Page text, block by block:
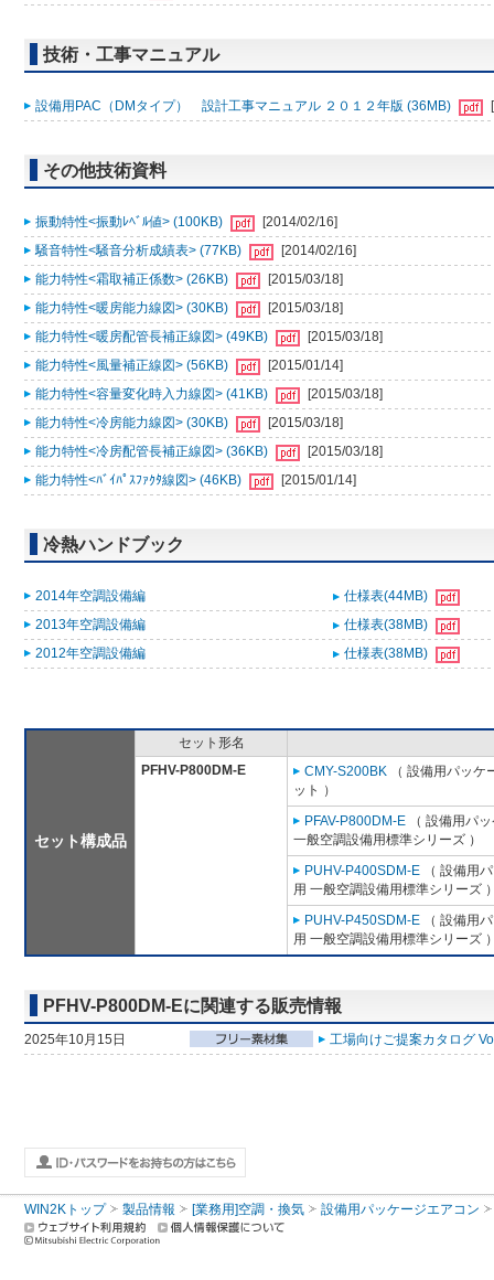
技術・工事マニュアル
設備用PAC（DMタイプ） 設計工事マニュアル ２０１２年版 (36MB)
その他技術資料
振動特性<振動ﾚﾍﾞﾙ値> (100KB)
[2014/02/16]
騒音特性<騒音分析成績表> (77KB)
[2014/02/16]
能力特性<霜取補正係数> (26KB)
[2015/03/18]
能力特性<暖房能力線図> (30KB)
[2015/03/18]
能力特性<暖房配管長補正線図> (49KB)
[2015/03/18]
能力特性<風量補正線図> (56KB)
[2015/01/14]
能力特性<容量変化時入力線図> (41KB)
[2015/03/18]
能力特性<冷房能力線図> (30KB)
[2015/03/18]
能力特性<冷房配管長補正線図> (36KB)
[2015/03/18]
能力特性<ﾊﾞｲﾊﾟｽﾌｧｸﾀ線図> (46KB)
[2015/01/14]
冷熱ハンドブック
2014年空調設備編
仕様表(44MB)
2013年空調設備編
仕様表(38MB)
2012年空調設備編
仕様表(38MB)
セット構成品
セット形名
PFHV-P800DM-E
CMY-S200BK （ 設備用パッケ
ット ）
PFAV-P800DM-E （ 設備用パ
一般空調設備用標準シリーズ ）
PUHV-P400SDM-E （ 設備用
用 一般空調設備用標準シリーズ
PUHV-P450SDM-E （ 設備用
用 一般空調設備用標準シリーズ
PFHV-P800DM-Eに関連する販売情報
2025年10月15日 工場向けご提案カタログ
WIN2Kトップ 製品情報 [業務用]空調・換気 設備用パッケージエアコン